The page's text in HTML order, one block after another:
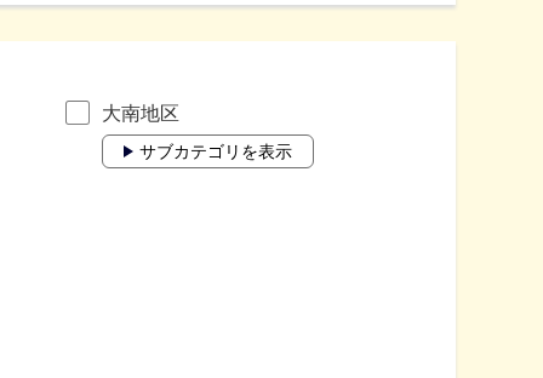
大南地区
サブカテゴリを表示